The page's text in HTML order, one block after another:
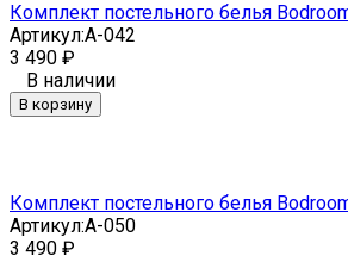
Комплект постельного белья
Артикул:A-042
3 490 ₽
В наличии
В корзину
Комплект постельного белья
Артикул:A-050
3 490 ₽